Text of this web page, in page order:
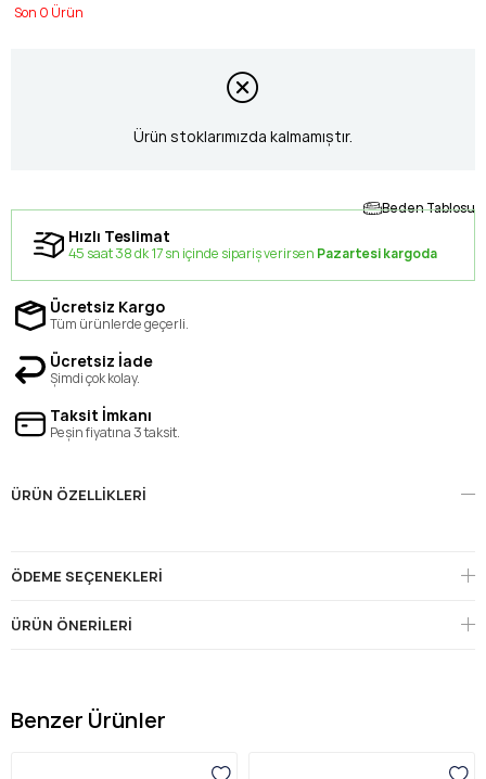
0
Ürün stoklarımızda kalmamıştır.
Beden Tablosu
Hızlı Teslimat
45 saat 38 dk 17 sn içinde sipariş verirsen Pazartesi kargoda
Ücretsiz Kargo
Tüm ürünlerde geçerli.
Ücretsiz İade
Şimdi çok kolay.
Taksit İmkanı
Peşin fiyatına 3 taksit.
ÜRÜN ÖZELLIKLERI
ÖDEME SEÇENEKLERI
ÜRÜN ÖNERILERI
Benzer Ürünler